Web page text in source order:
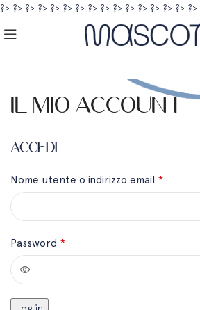
?> ?> ?> ?> ?> ?> ?> ?> ?> ?> ?> ?> ?> ?> ?> ?>
Il mio account
ACCEDI
Nome utente o indirizzo email *
Password *